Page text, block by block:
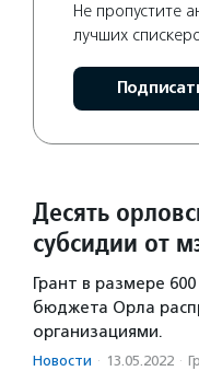
Не пропустите
лучших
Десять
субсидии от
Грант в размере
бюджета Орла
организациями.
Новости · 13.05.2022 ·